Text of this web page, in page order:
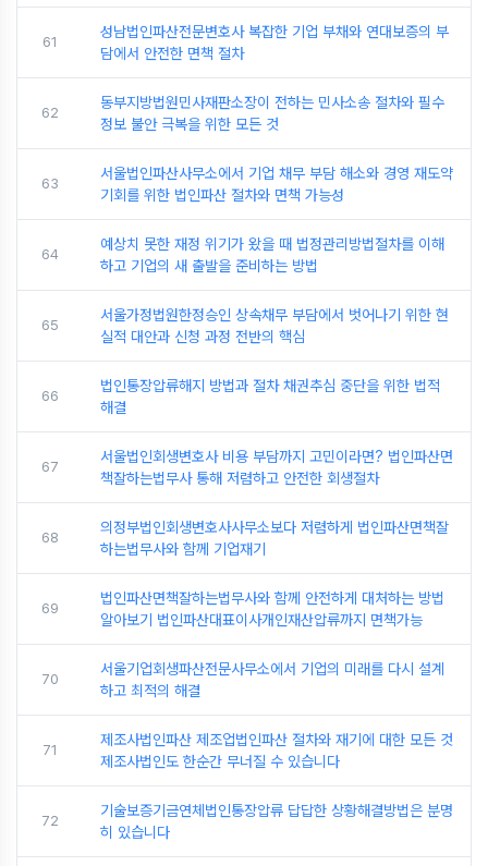
61
성남법인파산전문변호사 복잡한 기업 부채와 연대보증의 부
담에서 안전한 면책 절차
62
동부지방법원민사재판소장이 전하는 민사소송 절차와 필수
정보 불안 극복을 위한 모든 것
63
서울법인파산사무소에서 기업 채무 부담 해소와 경영 재도약
기회를 위한 법인파산 절차와 면책 가능성
64
예상치 못한 재정 위기가 왔을 때 법정관리방법절차를 이해
하고 기업의 새 출발을 준비하는 방법
65
서울가정법원한정승인 상속채무 부담에서 벗어나기 위한 현
실적 대안과 신청 과정 전반의 핵심
66
법인통장압류해지 방법과 절차 채권추심 중단을 위한 법적
해결
67
서울법인회생변호사 비용 부담까지 고민이라면? 법인파산면
책잘하는법무사 통해 저렴하고 안전한 회생절차
68
의정부법인회생변호사사무소보다 저렴하게 법인파산면책잘
하는법무사와 함께 기업재기
69
법인파산면책잘하는법무사와 함께 안전하게 대처하는 방법
알아보기 법인파산대표이사개인재산압류까지 면책가능
70
서울기업회생파산전문사무소에서 기업의 미래를 다시 설계
하고 최적의 해결
71
제조사법인파산 제조업법인파산 절차와 재기에 대한 모든 것
제조사법인도 한순간 무너질 수 있습니다
72
기술보증기금연체법인통장압류 답답한 상황해결방법은 분명
히 있습니다